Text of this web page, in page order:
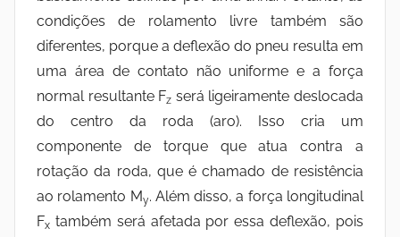
condições de rolamento livre também são
diferentes, porque a deflexão do pneu resulta em
uma área de contato não uniforme e a força
normal resultante Fz será ligeiramente deslocada
do centro da roda (aro). Isso cria um
componente de torque que atua contra a
rotação da roda, que é chamado de resistência
ao rolamento My. Além disso, a força longitudinal
Fx também será afetada por essa deflexão, pois